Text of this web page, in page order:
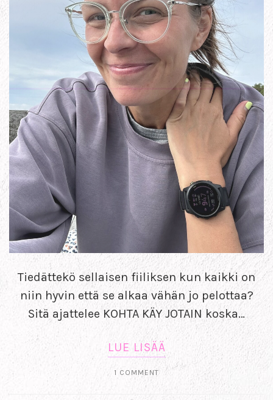
Tiedättekö sellaisen fiiliksen kun kaikki on
niin hyvin että se alkaa vähän jo pelottaa?
Sitä ajattelee KOHTA KÄY JOTAIN koska…
LUE LISÄÄ
1 COMMENT